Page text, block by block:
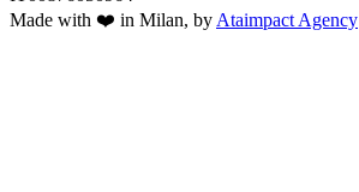
Made with ❤️ in Milan, by Ataimpact Agency